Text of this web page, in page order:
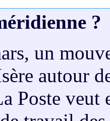
?
un
autour
Poste veut